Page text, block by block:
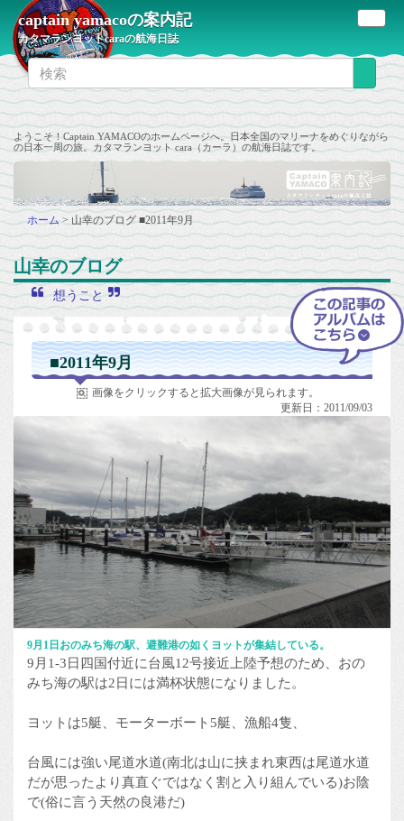
captain yamacoの案内記
カタマランヨットcaraの航海日誌
ようこそ！Captain YAMACOのホームページへ。日本全国のマリーナをめぐりながら
の日本一周の旅。カタマランヨット cara（カーラ）の航海日誌です。
ホーム > 山幸のブログ■2011年9月
山幸のブログ
想うこと
■2011年9月
画像をクリックすると拡大画像が見られます。
更新日：2011/09/03
9月1日おのみち海の駅、避難港の如くヨットが集結している。
9月1-3日四国付近に台風12号接近上陸予想のため、おの
みち海の駅は2日には満杯状態になりました。
ヨットは5艇、モーターボート5艇、漁船4隻、
台風には強い尾道水道(南北は山に挟まれ東西は尾道水道
だが思ったより真直ぐではなく割と入り組んでいる)お陰
で(俗に言う天然の良港だ)